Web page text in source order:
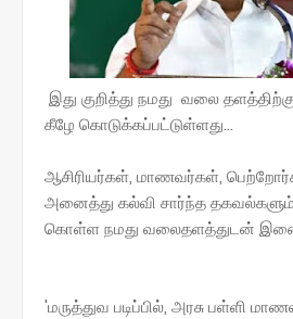
இது குறித்து நமது வலை
கீழே கொடுக்கப்பட்டுள்ளது...
ஆசிரியர்கள், மாணவர்கள்,
அனைத்து கல்வி சார்ந்த தகவல்களும்
கொள்ள நமது வலைதளத்துடன்
'மருத்துவ படிப்பில், அரசு பள்ளி